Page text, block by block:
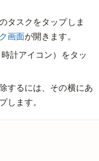
タスクをタップしま
画面が開きます。
計アイコン）をタッ
するには、その横にあ
します。